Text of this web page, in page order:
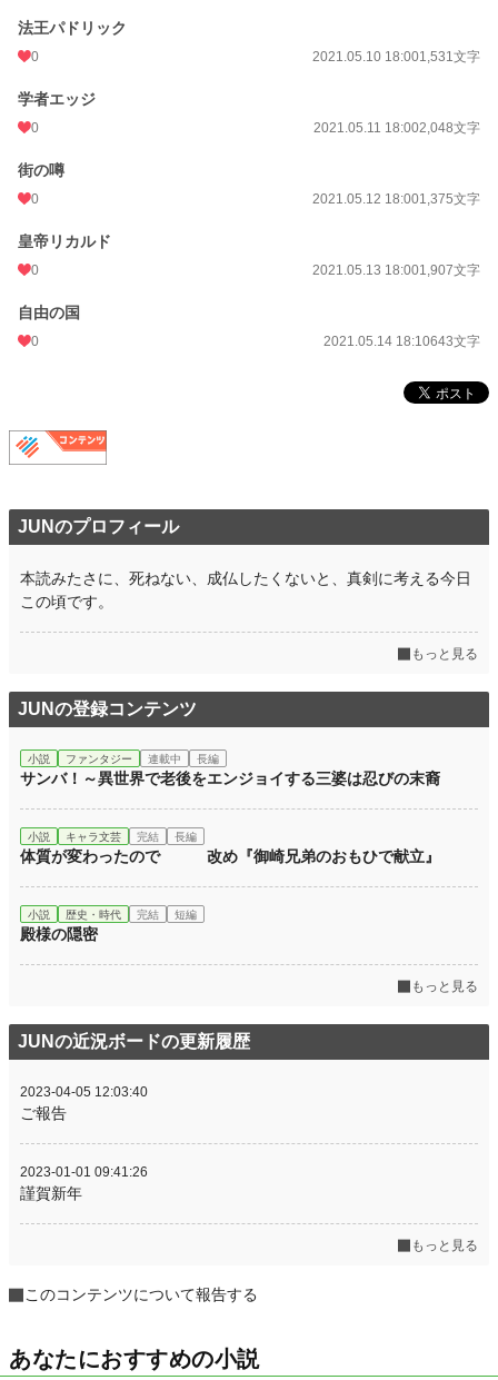
法王パドリック
0 2021.05.10 18:001,531文字
学者エッジ
0 2021.05.11 18:002,048文字
街の噂
0 2021.05.12 18:001,375文字
皇帝リカルド
0 2021.05.13 18:001,907文字
自由の国
0 2021.05.14 18:10643文字
JUNのプロフィール
本読みたさに、死ねない、成仏したくないと、真剣に考える今日
この頃です。
もっと見る
JUNの登録コンテンツ
小説 ファンタジー 連載中 長編
サンバ！～異世界で老後をエンジョイする三婆は忍びの末裔
小説 キャラ文芸 完結 長編
体質が変わったので 改め『御崎兄弟のおもひで献立』
小説 歴史・時代 完結 短編
殿様の隠密
もっと見る
JUNの近況ボードの更新履歴
2023-04-05 12:03:40
ご報告
2023-01-01 09:41:26
謹賀新年
もっと見る
このコンテンツについて報告する
あなたにおすすめの小説